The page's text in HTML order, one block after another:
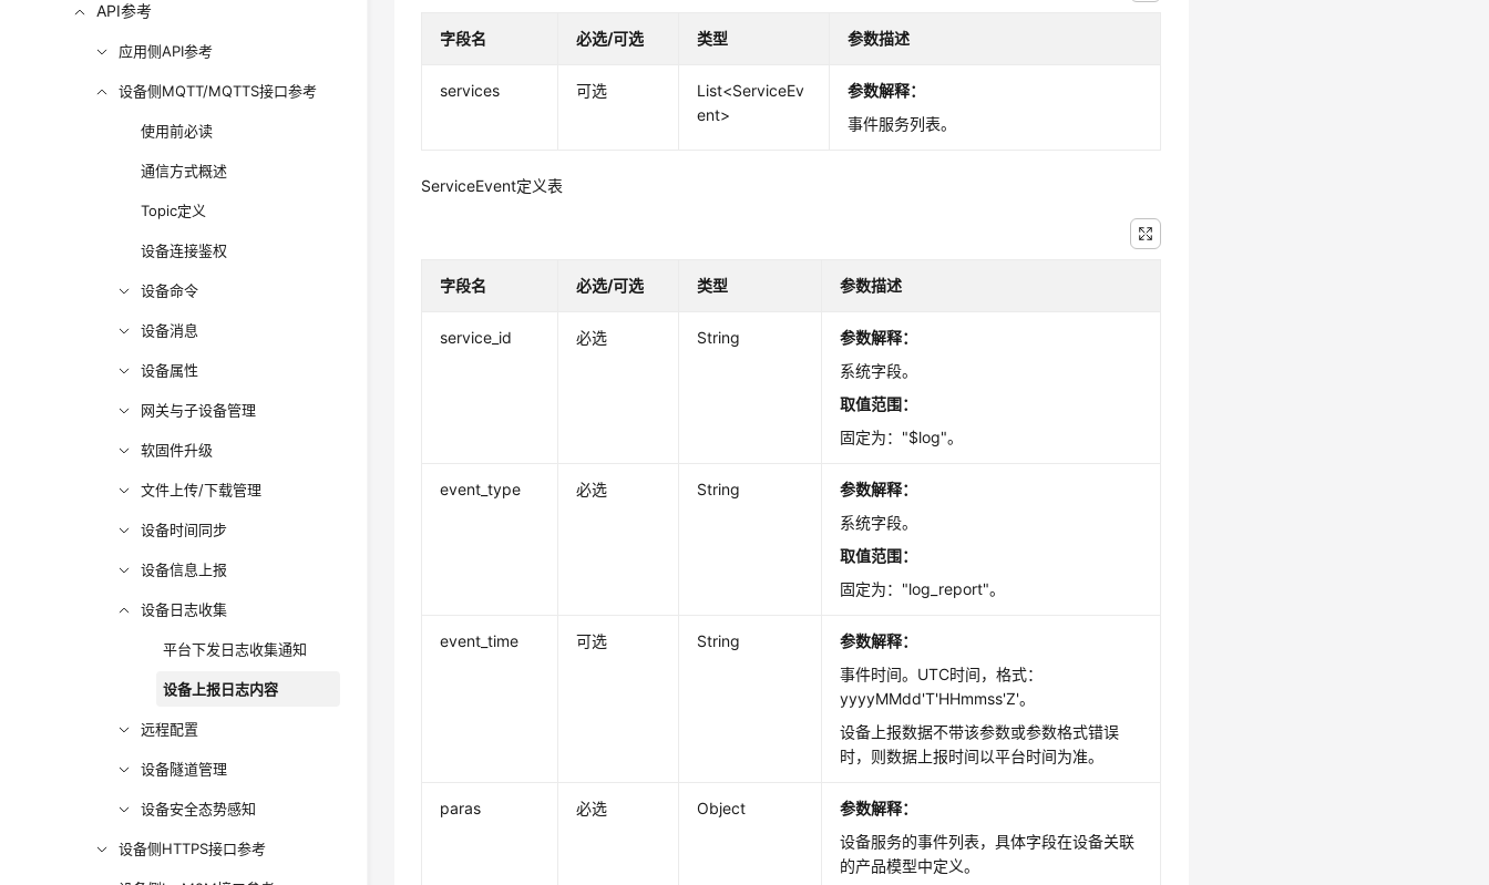
API参考
应用侧API参考
设备侧MQTT/MQTTS接口参考
使用前必读
通信方式概述
Topic定义
设备连接鉴权
设备命令
设备消息
设备属性
网关与子设备管理
软固件升级
文件上传/下载管理
设备时间同步
设备信息上报
设备日志收集
平台下发日志收集通知
设备上报日志内容
远程配置
设备隧道管理
设备安全态势感知
设备侧HTTPS接口参考
字段名 必选/可选 类型 参数描述
services 可选
List<ServiceEv
ent>
参数解释：
事件服务列表。
ServiceEvent定义表
字段名 必选/可选 类型 参数描述
service_id 必选 String
参数解释：
系统字段。
取值范围：
固定为："$log"。
event_type 必选 String
参数解释：
系统字段。
取值范围：
固定为："log_report"。
event_time 可选 String
参数解释：
事件时间。UTC时间，格式：
yyyyMMdd'T'HHmmss'Z'。
设备上报数据不带该参数或参数格式错误
时，则数据上报时间以平台时间为准。
paras 必选 Object
参数解释：
设备服务的事件列表，具体字段在设备关联
的产品模型中定义。